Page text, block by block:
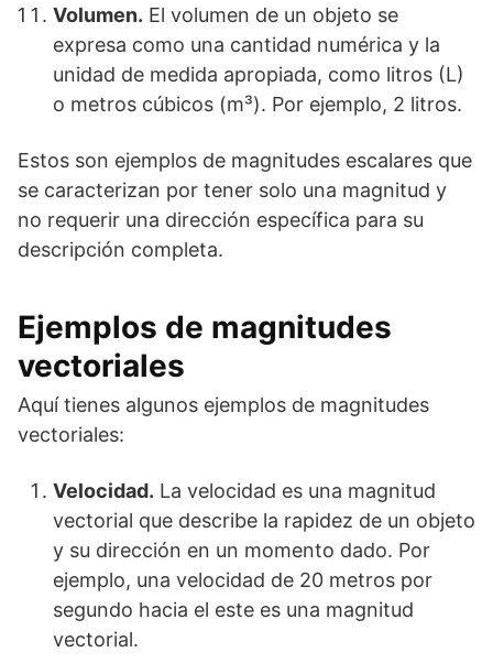
Volumen. El volumen de un objeto se
expresa como una cantidad numérica y la
unidad de medida apropiada, como litros (L)
o metros cúbicos (m³). Por ejemplo, 2 litros.
Estos son ejemplos de magnitudes escalares que
se caracterizan por tener solo una magnitud y
no requerir una dirección específica para su
descripción completa.
Ejemplos de magnitudes
vectoriales
Aquí tienes algunos ejemplos de magnitudes
vectoriales:
Velocidad. La velocidad es una magnitud
vectorial que describe la rapidez de un objeto
y su dirección en un momento dado. Por
ejemplo, una velocidad de 20 metros por
segundo hacia el este es una magnitud
vectorial.